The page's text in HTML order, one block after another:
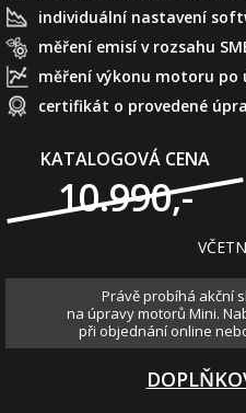
individuální nastavení
měření emisí v rozsahu
měření výkonu motoru po
certifikát o provedené
KATALOGOVÁ CENA
10.990,-
Právě probíhá akční
na úpravy motorů Mini.
při objednání online